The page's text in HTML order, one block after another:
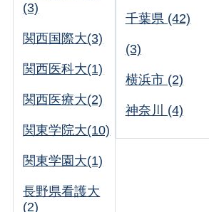
(3)
関西国際大(3)
関西医科大(1)
関西医療大(2)
関東学院大(10)
関東学園大(1)
長野県看護大
(2)
千葉県 (42)
(3)
横浜市 (2)
神奈川 (4)